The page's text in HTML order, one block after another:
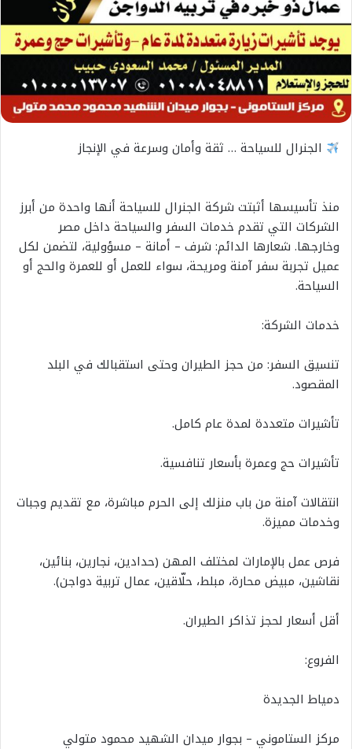
الجنرال للسياحة … ثقة وأمان وسرعة في الإنجاز
منذ تأسيسها أثبتت شركة الجنرال للسياحة أنها واحدة من أبرز
الشركات التي تقدم خدمات السفر والسياحة داخل مصر
وخارجها. شعارها الدائم: شرف – أمانة – مسؤولية، لتضمن لكل
عميل تجربة سفر آمنة ومريحة، سواء للعمل أو للعمرة والحج أو
السياحة.
خدمات الشركة:
تنسيق السفر: من حجز الطيران وحتى استقبالك في البلد
المقصود.
تأشيرات متعددة لمدة عام كامل.
تأشيرات حج وعمرة بأسعار تنافسية.
انتقالات آمنة من باب منزلك إلى الحرم مباشرة، مع تقديم وجبات
وخدمات مميزة.
فرص عمل بالإمارات لمختلف المهن (حدادين، نجارين، بنائين،
نقاشين، مبيض محارة، مبلط، حلّاقين، عمال تربية دواجن).
أقل أسعار لحجز تذاكر الطيران.
الفروع:
دمياط الجديدة
مركز الستاموني – بجوار ميدان الشهيد محمود متولي